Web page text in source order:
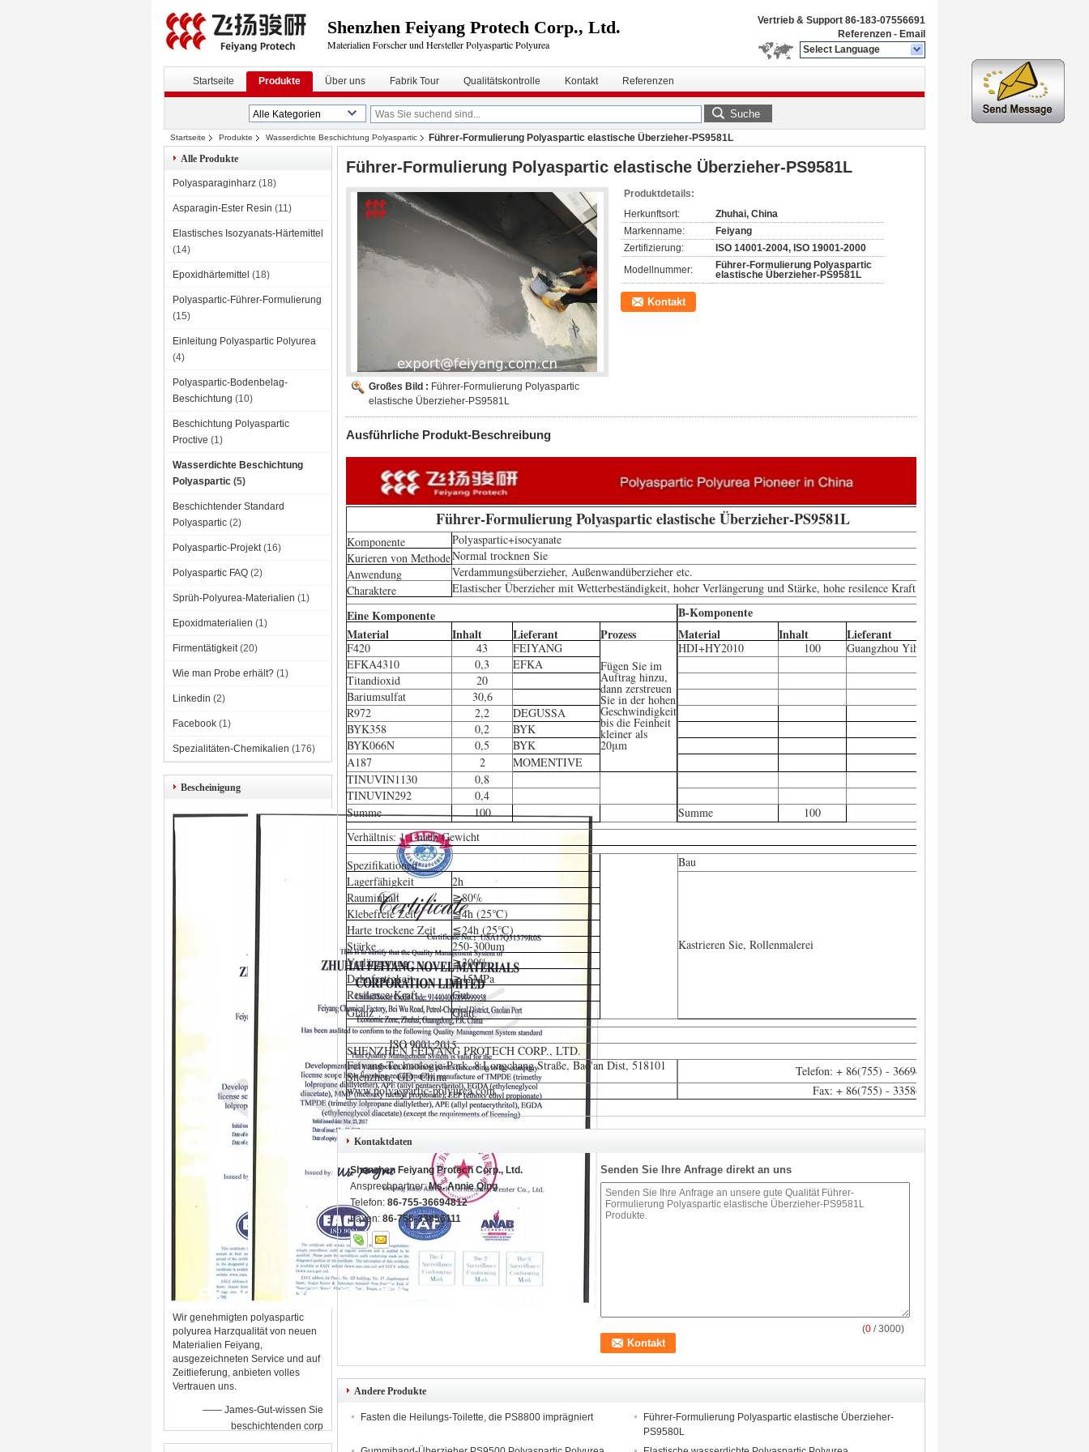
Shenzhen Feiyang Protech Corp., Ltd.
Materialien Forscher und Hersteller Polyaspartic Polyurea
Vertrieb & Support 86-183-07556691
Referenzen - Email
Select Language
Startseite Produkte Über uns Fabrik Tour Qualitätskontrolle Kontakt Referenzen
Suche
Startseite Produkte Wasserdichte Beschichtung Polyaspartic
Führer-Formulierung Polyaspartic elastische Überzieher-PS9581L
Alle Produkte
Polyasparaginharz (18)
Asparagin-Ester Resin (11)
Elastisches Isozyanats-Härtemittel
(14)
Epoxidhärtemittel (18)
Polyaspartic-Führer-Formulierung
(15)
Einleitung Polyaspartic Polyurea
(4)
Polyaspartic-Bodenbelag-
Beschichtung (10)
Beschichtung Polyaspartic
Proctive (1)
Wasserdichte Beschichtung
Polyaspartic (5)
Beschichtender Standard
Polyaspartic (2)
Polyaspartic-Projekt (16)
Polyaspartic FAQ (2)
Sprüh-Polyurea-Materialien (1)
Epoxidmaterialien (1)
Firmentätigkeit (20)
Wie man Probe erhält? (1)
Linkedin (2)
Facebook (1)
Spezialitäten-Chemikalien (176)
Bescheinigung
Wir genehmigten polyaspartic
polyurea Harzqualität von neuen
Materialien Feiyang,
ausgezeichneten Service und auf
Zeitlieferung, anbieten volles
Vertrauen uns.
—— James-Gut-wissen Sie
beschichtenden corp
Führer-Formulierung Polyaspartic elastische Überzieher-PS9581L
Großes Bild : Führer-Formulierung Polyaspartic
elastische Überzieher-PS9581L
Produktdetails:
Herkunftsort:
Zhuhai, China
Markenname:
Feiyang
Zertifizierung:
ISO 14001-2004, ISO 19001-2000
Modellnummer:
Führer-Formulierung Polyaspartic
elastische Überzieher-PS9581L
Kontakt
Ausführliche Produkt-Beschreibung
Führer-Formulierung Polyaspartic elastische Überzieher-PS9581L
Komponente
Polyaspartic+isocyanate
Kurieren von MethodeNormal trocknen Sie
Anwendung
Verdammungsüberzieher, Außenwandüberzieher etc.
Charaktere
Elastischer Überzieher mit Wetterbeständigkeit, hoher Verlängerung und Stärke, hohe resilence Kraft.
Eine Komponente
B-Komponente
Material
Inhalt Lieferant Prozess Material Inhalt Lieferant
F420 43
FEIYANG
Fügen Sie im
Auftrag hinzu,
dann zerstreuen
Sie in der hohen
Geschwindigkeit
bis die Feinheit
kleiner als
20μm
HDI+HY2010 100
Guangzhou Yihao
EFKA4310
0,3
EFKA
Titandioxid
20
Bariumsulfat
30,6
R972
2,2
DEGUSSA
BYK358
0,2
BYK
BYK066N
0,5
BYK
A187
2
MOMENTIVE
TINUVIN1130
0,8
TINUVIN292
0,4
Summe
100 Summe
100
Verhältnis: 1:1 nach Gewicht
Spezifikationen
Bau
Lagerfähigkeit
2h
Kastrieren Sie, Rollenmalerei
Rauminhalt
≧80%
Klebefreie Zeit
≦4h (25℃)
Harte trockene Zeit
≦24h (25℃)
Stärke
250-300um
Verlängerung
≧300%
Dehnfestigkeit
≧15MPa
Resilence-Kraft
Gut
Glanz
Glatt
SHENZHEN FEIYANG PROTECH CORP., LTD.
Feiyang-Technologie-Park, 8 Longchang Straße, Bao'an Dist, 518101
Shenzhen, GD, China
Telefon: + 86(755) - 36694812
www.polyaspartic-polyurea.com
Fax: + 86(755) - 33586111
Kontaktdaten
Shenzhen Feiyang Protech Corp., Ltd.
Ansprechpartner:Ms. Annie Qing
Telefon: 86-755-36694812
Faxen: 86-755-33856111
Senden Sie Ihre Anfrage direkt an uns
(0 / 3000)
Andere Produkte
Fasten die Heilungs-Toilette, die PS8800 imprägniert
Führer-Formulierung Polyaspartic elastische Überzieher-
PS9580L